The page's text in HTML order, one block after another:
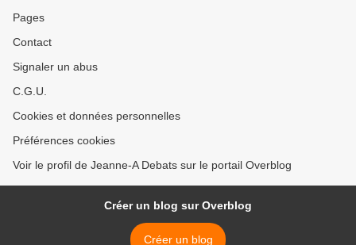
Pages
Contact
Signaler un abus
C.G.U.
Cookies et données personnelles
Préférences cookies
Voir le profil de Jeanne-A Debats sur le portail Overblog
Créer un blog sur Overblog
Créer un blog